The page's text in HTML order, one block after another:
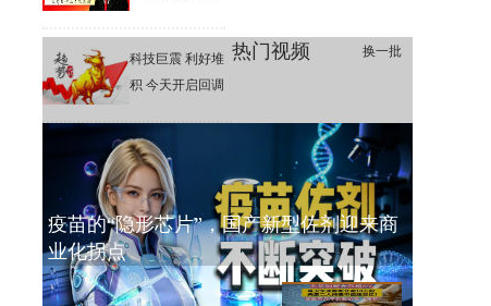
科技巨震 利好堆
积 今天开启回调
热门视频 换一批
疫苗的“隐形芯片”，国产新型佐剂迎来商
业化拐点
兆易创新大涨超8%，葛卫东逆